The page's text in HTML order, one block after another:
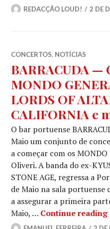
REDACÇÃO LOUD! 2 DE
CONCERTOS, NOTÍCIAS
BARRACUDA —
MONDO
LORDS OF
CALIFORNIA e
O bar portuense
Maio um conjunto de
a começar com os MONDO
Oliveri. A banda do ex-
STONE AGE, regressa a
de Maio na sala portuense
a assegurar a primeira
Maio, … Continue reading